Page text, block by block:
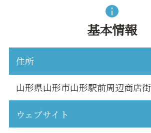
基本情報
住所
山形県山形市山形駅前周辺商店街
ウェブサイト